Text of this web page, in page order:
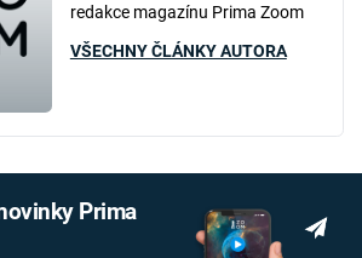
redakce magazínu Prima Zoom
VŠECHNY ČLÁNKY AUTORA
Prima